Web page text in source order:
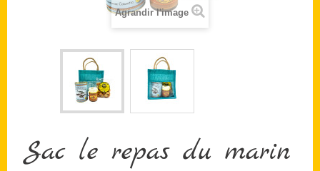
Agrandir l'image
Sac le repas du marin